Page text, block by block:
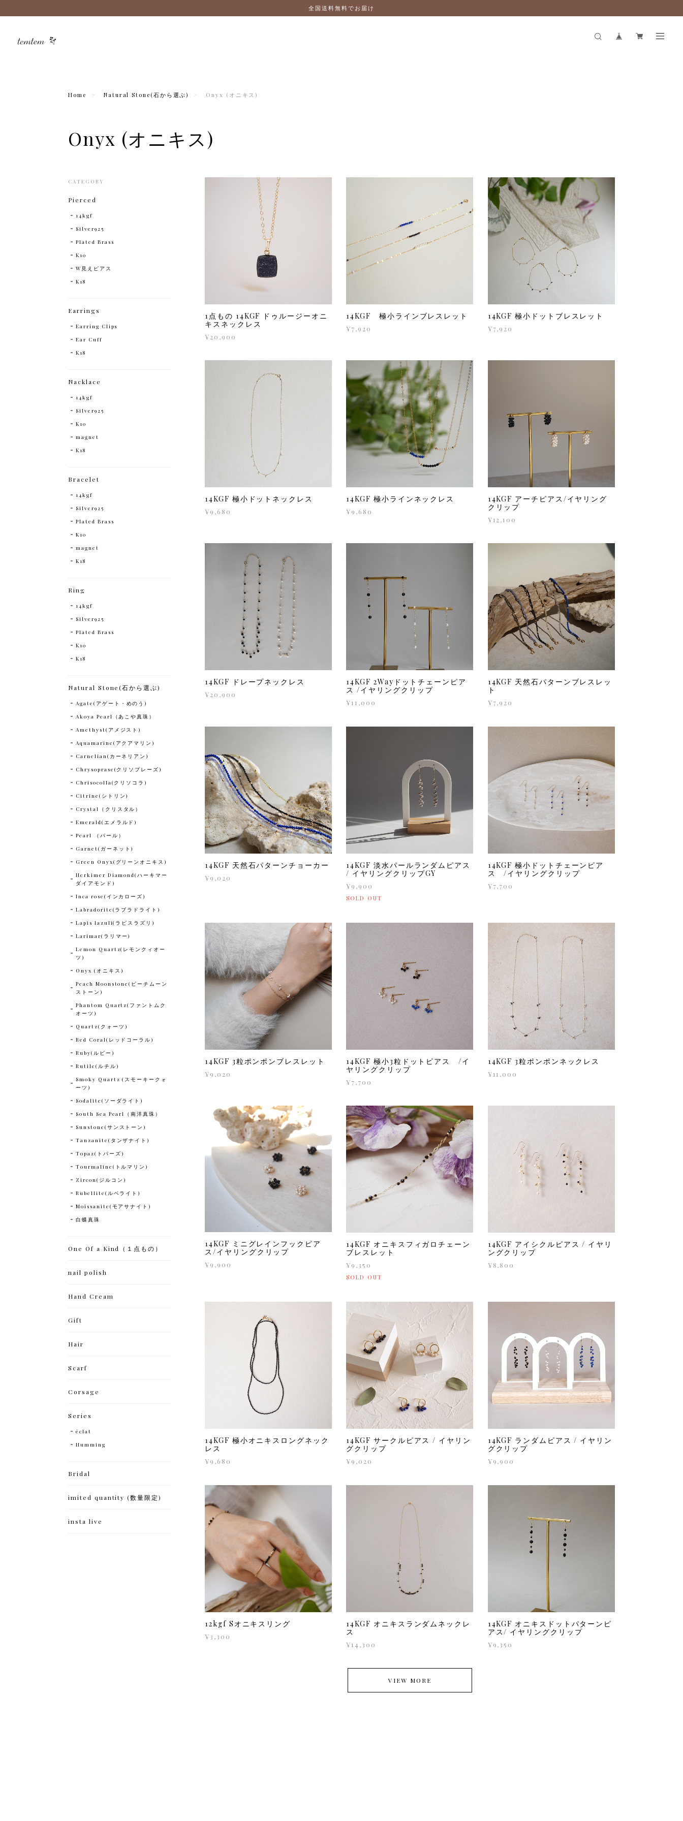
全国送料無料でお届け
Home Natural Stone(石から選ぶ) Onyx (オニキス)
Onyx (オニキス)
1点もの 14KGF ドゥルージーオニ
キスネックレス
¥20,900
14KGF 極小ラインブレスレット
¥7,920
14KGF 極小ドットブレスレット
¥7,920
14KGF 極小ドットネックレス
¥9,680
14KGF 極小ラインネックレス
¥9,680
14KGF アーチピアス/イヤリング
クリップ
¥12,100
14KGF ドレープネックレス
¥20,900
14KGF 2Wayドットチェーンピア
ス /イヤリングクリップ
¥11,000
14KGF 天然石パターンブレスレッ
ト
¥7,920
14KGF 天然石パターンチョーカー
¥9,020
14KGF 淡水パールランダムピアス
/ イヤリングクリップGY
¥9,900
SOLD OUT
14KGF 極小ドットチェーンピア
ス /イヤリングクリップ
¥7,700
14KGF 3粒ポンポンブレスレット
¥9,020
14KGF 極小3粒ドットピアス /イ
ヤリングクリップ
¥7,700
14KGF 3粒ポンポンネックレス
¥11,000
14KGF ミニグレインフックピア
ス/イヤリングクリップ
¥9,900
14KGF オニキスフィガロチェーン
ブレスレット
¥9,350
SOLD OUT
14KGF アイシクルピアス / イヤリ
ングクリップ
¥8,800
14KGF 極小オニキスロングネック
レス
¥9,680
14KGF サークルピアス / イヤリン
グクリップ
¥9,020
14KGF ランダムピアス / イヤリン
グクリップ
¥9,900
12kgf Sオニキスリング
¥3,300
14KGF オニキスランダムネックレ
ス
¥14,300
14KGF オニキスドットパターンピ
アス/ イヤリングクリップ
¥9,350
VIEW MORE
CATEGORY
Pierced
14kgf
Silver925
Plated Brass
K10
W見えピアス
K18
Earrings
Earring Clips
Ear Cuff
K18
Nacklace
14kgf
Silver925
K10
magnet
K18
Bracelet
14kgf
Silver925
Plated Brass
K10
magnet
K18
Ring
14kgf
Silver925
Plated Brass
K10
K18
Natural Stone(石から選ぶ)
Agate(アゲート・めのう)
Akoya Pearl（あこや真珠）
Amethyst(アメジスト)
Aquamarine(アクアマリン)
Carnelian(カーネリアン)
Chrysoprase(クリソプレーズ)
Chrisocolla(クリソコラ)
Citrine(シトリン)
Crystal（クリスタル）
Emerald(エメラルド)
Pearl （パール）
Garnet(ガーネット)
Green Onyx(グリーンオニキス)
Herkimer Diamond(ハーキマー
ダイアモンド)
Inca rose(インカローズ)
Labradorite(ラブラドライト)
Lapis lazuli(ラピスラズリ)
Larimar(ラリマー)
Lemon Quartz(レモンクィオー
ツ)
Onyx (オニキス)
Peach Moonstone(ピーチムーン
ストーン)
Phantom Quartz(ファントムク
オーツ)
Quartz(クォーツ)
Red Coral(レッドコーラル)
Ruby(ルビー)
Rutile(ルチル)
Smoky Quartz (スモーキークォ
ーツ)
Sodalite(ソーダライト)
South Sea Pearl（南洋真珠）
Sunstone(サンストーン)
Tanzanite(タンザナイト)
Topaz(トパーズ)
Tourmaline(トルマリン)
Zircon(ジルコン)
Rubellite(ルベライト)
Moissanite(モアサナイト)
白蝶真珠
One Of a Kind（１点もの）
nail polish
Hand Cream
Gift
Hair
Scarf
Corsage
Series
éclat
Humming
Bridal
imited quantity (数量限定)
insta live